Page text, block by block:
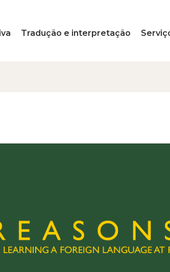
Tradução e interpretação